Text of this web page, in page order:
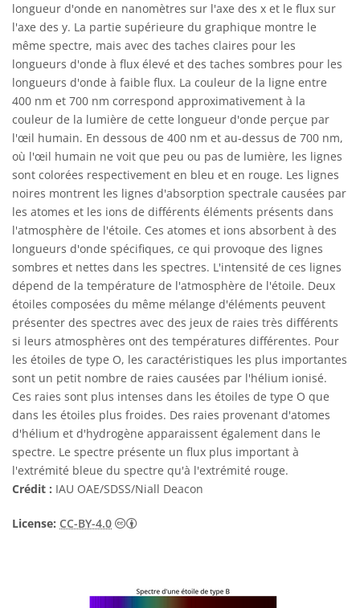
longueur d'onde en nanomètres sur l'axe des x et le flux sur
l'axe des y. La partie supérieure du graphique montre le
même spectre, mais avec des taches claires pour les
longueurs d'onde à flux élevé et des taches sombres pour les
longueurs d'onde à faible flux. La couleur de la ligne entre
400 nm et 700 nm correspond approximativement à la
couleur de la lumière de cette longueur d'onde perçue par
l'œil humain. En dessous de 400 nm et au-dessus de 700 nm,
où l'œil humain ne voit que peu ou pas de lumière, les lignes
sont colorées respectivement en bleu et en rouge. Les lignes
noires montrent les lignes d'absorption spectrale causées par
les atomes et les ions de différents éléments présents dans
l'atmosphère de l'étoile. Ces atomes et ions absorbent à des
longueurs d'onde spécifiques, ce qui provoque des lignes
sombres et nettes dans les spectres. L'intensité de ces lignes
dépend de la température de l'atmosphère de l'étoile. Deux
étoiles composées du même mélange d'éléments peuvent
présenter des spectres avec des jeux de raies très différents
si leurs atmosphères ont des températures différentes. Pour
les étoiles de type O, les caractéristiques les plus importantes
sont un petit nombre de raies causées par l'hélium ionisé.
Ces raies sont plus intenses dans les étoiles de type O que
dans les étoiles plus froides. Des raies provenant d'atomes
d'hélium et d'hydrogène apparaissent également dans le
spectre. Le spectre présente un flux plus important à
l'extrémité bleue du spectre qu'à l'extrémité rouge.
Crédit : IAU OAE/SDSS/Niall Deacon
License: CC-BY-4.0 Creative Commons (CC) Attribution 4.0